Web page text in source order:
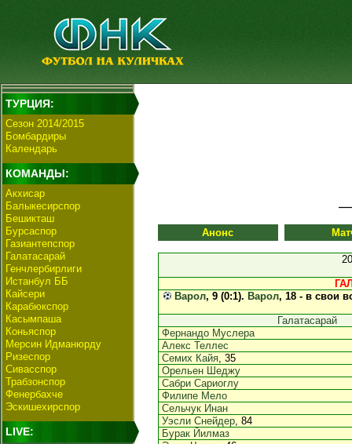
ТУРЦИЯ:
Сезон 2014/2015
Бомбардиры
Календарь
КОМАНДЫ:
Акхисар
Балыкесирспор
Бешикташ
Бурсаспор
Газиантепспор
Галатасарай
Генчлербирлиги
Истанбул ББ
Кайсери
Карабюкспор
Касымпаша
Коньяспор
Мерсин Идманюрду
Ризеспор
Сивасспор
Трабзонспор
Фенербахче
Эскишехирспор
LIVE:
Анонс
Варол, 9 (0:1). Варол, 18 - в свои
Галатасарай
Фернандо Муслера
Алекс Теллес
Семих Кайя, 35
Орельен Шеджу
Сабри Сариоглу
Филипе Мело
Сельчук Инан
Уэсли Снейдер, 84
Бурак Йилмаз